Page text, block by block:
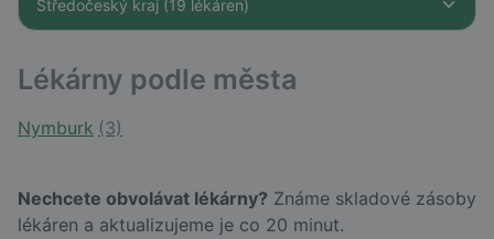
Lékárny podle města
Nymburk (3)
Nechcete obvolávat lékárny? Známe skladové zásoby
lékáren a aktualizujeme je co 20 minut.